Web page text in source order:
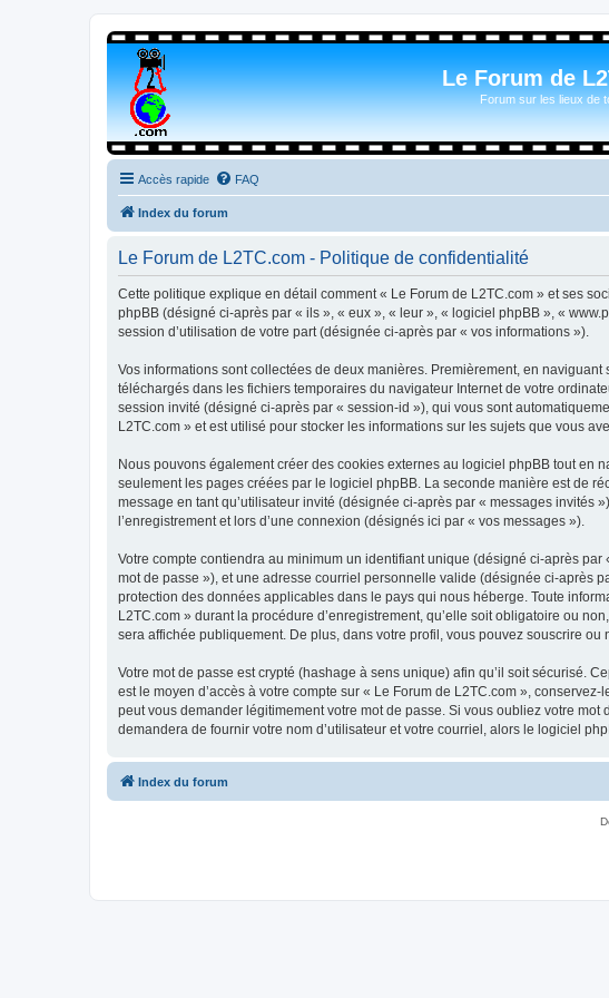
Le Forum de
Forum sur les lieux de
Accès rapide FAQ
Index du forum
Le Forum de L2TC.com - Politique de confidentialité
Cette politique explique en détail comment « Le Forum de L2TC.com » et ses
phpBB (désigné ci-après par « ils », « eux », « leur », « logiciel phpBB », «
session d’utilisation de votre part (désignée ci-après par « vos informations »).
Vos informations sont collectées de deux manières. Premièrement, en
téléchargés dans les fichiers temporaires du navigateur Internet de votre
session invité (désigné ci-après par « session-id »), qui vous sont
L2TC.com » et est utilisé pour stocker les informations sur les sujets que vous
Nous pouvons également créer des cookies externes au logiciel phpBB tout en
seulement les pages créées par le logiciel phpBB. La seconde manière est de
message en tant qu’utilisateur invité (désignée ci-après par « messages invités
l’enregistrement et lors d’une connexion (désignés ici par « vos messages »).
Votre compte contiendra au minimum un identifiant unique (désigné ci-après
mot de passe »), et une adresse courriel personnelle valide (désignée ci-après
protection des données applicables dans le pays qui nous héberge. Toute
L2TC.com » durant la procédure d’enregistrement, qu’elle soit obligatoire ou
sera affichée publiquement. De plus, dans votre profil, vous pouvez souscrire
Votre mot de passe est crypté (hashage à sens unique) afin qu’il soit sécurisé.
est le moyen d’accès à votre compte sur « Le Forum de L2TC.com »,
peut vous demander légitimement votre mot de passe. Si vous oubliez votre
demandera de fournir votre nom d’utilisateur et votre courriel, alors le logiciel
Index du forum